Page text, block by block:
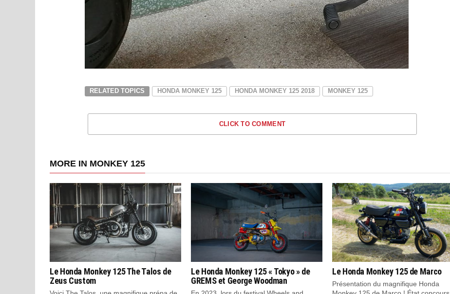
RELATED TOPICS HONDA MONKEY 125 HONDA MONKEY 125 2018 MONKEY 125
CLICK TO COMMENT
MORE IN MONKEY 125
Le Honda Monkey 125 The Talos de
Zeus Custom
Le Honda Monkey 125 « Tokyo » de
GREMS et George Woodman
Le Honda Monkey 125 de Marco
Présentation du magnifique Honda